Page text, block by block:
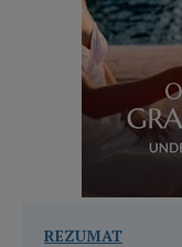
REZUMAT